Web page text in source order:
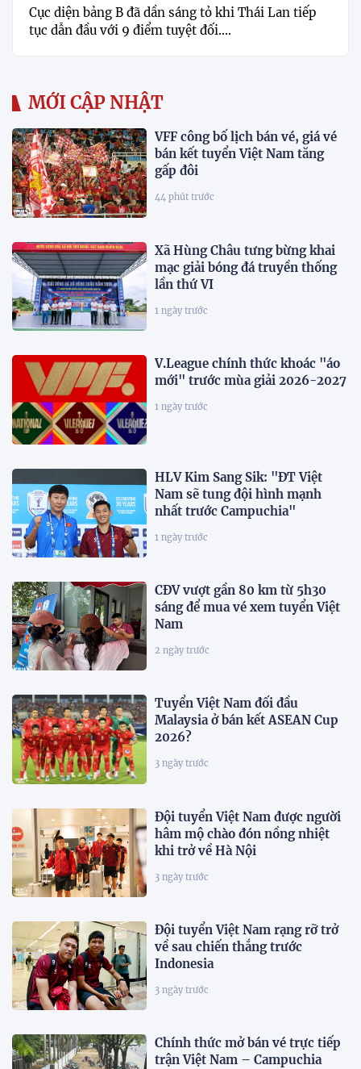
Cục diện bảng B đã dần sáng tỏ khi Thái Lan tiếp
tục dẫn đầu với 9 điểm tuyệt đối....
MỚI CẬP NHẬT
VFF công bố lịch bán vé, giá vé
bán kết tuyển Việt Nam tăng
gấp đôi
44 phút trước
Xã Hùng Châu tưng bừng khai
mạc giải bóng đá truyền thống
lần thứ VI
1 ngày trước
V.League chính thức khoác "áo
mới" trước mùa giải 2026-2027
1 ngày trước
HLV Kim Sang Sik: "ĐT Việt
Nam sẽ tung đội hình mạnh
nhất trước Campuchia"
1 ngày trước
CĐV vượt gần 80 km từ 5h30
sáng để mua vé xem tuyển Việt
Nam
2 ngày trước
Tuyển Việt Nam đối đầu
Malaysia ở bán kết ASEAN Cup
2026?
3 ngày trước
Đội tuyển Việt Nam được người
hâm mộ chào đón nồng nhiệt
khi trở về Hà Nội
3 ngày trước
Đội tuyển Việt Nam rạng rỡ trở
về sau chiến thắng trước
Indonesia
3 ngày trước
Chính thức mở bán vé trực tiếp
trận Việt Nam – Campuchia